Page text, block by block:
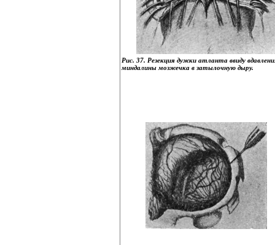
Рис. 37. Резекция дужки атланта ввиду
миндалины мозжечка в затылочную дыру.